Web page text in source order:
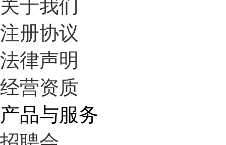
关于我们
注册协议
法律声明
经营资质
产品与服务